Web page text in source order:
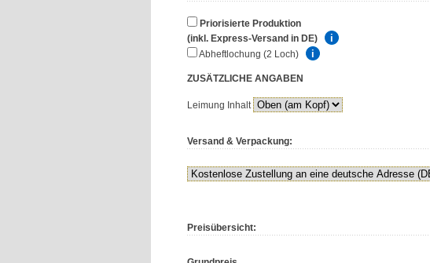
Priorisierte Produktion
(inkl. Express-Versand in DE)
Abheftlochung (2 Loch)
ZUSÄTZLICHE ANGABEN
Leimung Inhalt
Versand & Verpackung:
Preisübersicht: